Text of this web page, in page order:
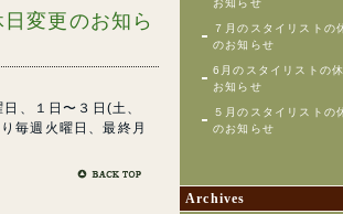
変更のお知ら
、１日〜３日(土、
毎週火曜日、最終月
お知らせ
７月のスタイリストの
のお知らせ
6月のスタイリストの
お知らせ
５月のスタイリストの
のお知らせ
Archives